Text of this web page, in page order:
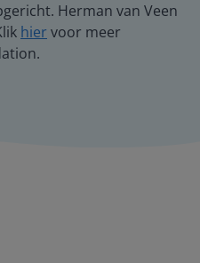
Herman van Veen
hier voor meer